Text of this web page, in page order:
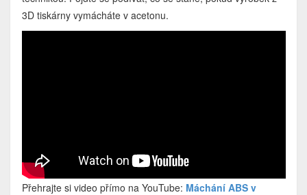
3D tiskárny vymácháte v acetonu.
Přehrajte si video přímo na YouTube: Máchání ABS v